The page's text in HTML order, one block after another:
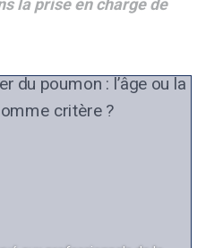
la prise en charge de